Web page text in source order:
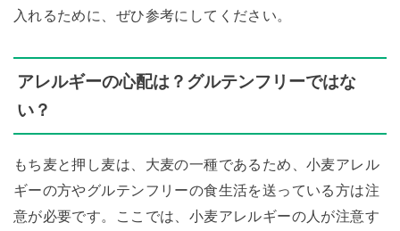
入れるために、ぜひ参考にしてください。
アレルギーの心配は？グルテンフリーではな
い？
もち麦と押し麦は、大麦の一種であるため、小麦アレル
ギーの方やグルテンフリーの食生活を送っている方は注
意が必要です。ここでは、小麦アレルギーの人が注意す